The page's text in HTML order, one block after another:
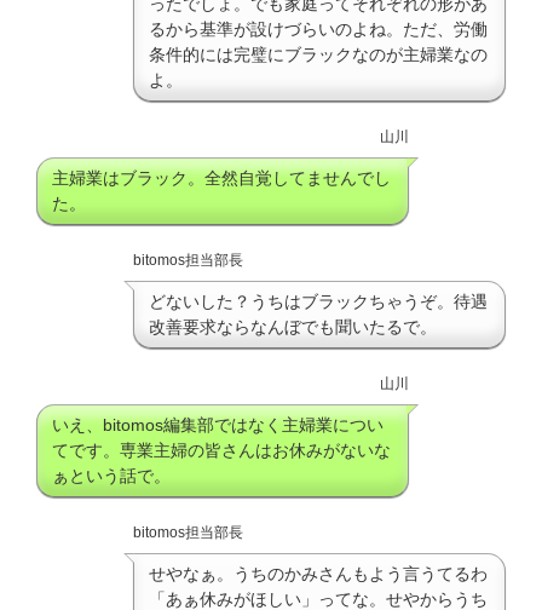
るから基準が設けづらいのよね。ただ、労働
条件的には完璧にブラックなのが主婦業なの
よ。
山川
主婦業はブラック。全然自覚してませんでし
た。
bitomos担当部長
どないした？うちはブラックちゃうぞ。待遇
改善要求ならなんぼでも聞いたるで。
山川
いえ、bitomos編集部ではなく主婦業につい
てです。専業主婦の皆さんはお休みがないな
ぁという話で。
bitomos担当部長
せやなぁ。うちのかみさんもよう言うてるわ
「あぁ休みがほしい」ってな。せやからうち